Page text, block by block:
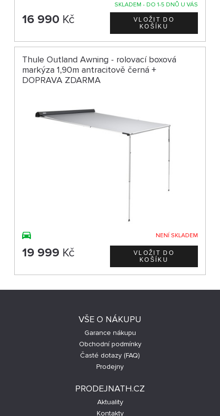
SKLADEM - DO 1-5 DNŮ U VÁS
16 990 Kč
Thule Outland Awning - rolovací boxová
markýza 1,90m antracitově černá +
DOPRAVA ZDARMA
NENÍ SKLADEM
19 999 Kč
VŠE O NÁKUPU
Garance nákupu
Obchodní podmínky
Časté dotazy (FAQ)
Prodejny
PRODEJNATH.CZ
Aktuality
Kontakty